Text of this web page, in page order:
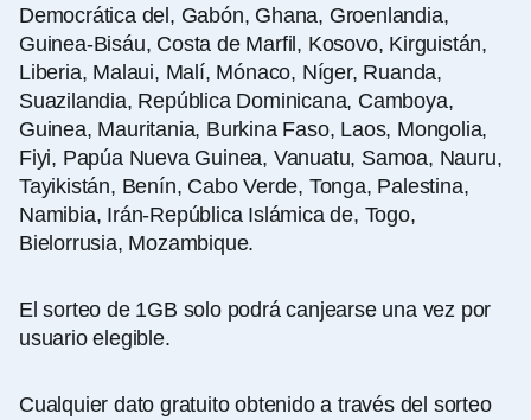
Democrática del, Gabón, Ghana, Groenlandia,
Guinea-Bisáu, Costa de Marfil, Kosovo, Kirguistán,
Liberia, Malaui, Malí, Mónaco, Níger, Ruanda,
Suazilandia, República Dominicana, Camboya,
Guinea, Mauritania, Burkina Faso, Laos, Mongolia,
Fiyi, Papúa Nueva Guinea, Vanuatu, Samoa, Nauru,
Tayikistán, Benín, Cabo Verde, Tonga, Palestina,
Namibia, Irán-República Islámica de, Togo,
Bielorrusia, Mozambique.
El sorteo de 1GB solo podrá canjearse una vez por
usuario elegible.
Cualquier dato gratuito obtenido a través del sorteo